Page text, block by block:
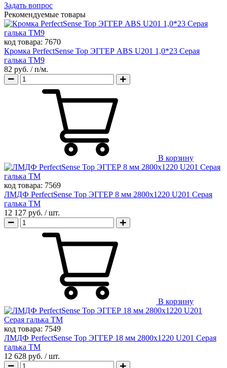
Задать вопрос
Рекомендуемые товары
код товара: 7670
Кромка PerfectSense Top ЭГГЕР ABS U201 1,0*23 Серая
галька TM9
82 руб. / п/м.
В корзину
код товара: 7569
ЛМДФ PerfectSense Top ЭГГЕР 8 мм 2800х1220 U201 Серая
галька TM
12 127 руб. / шт.
В корзину
код товара: 7549
ЛМДФ PerfectSense Top ЭГГЕР 18 мм 2800х1220 U201 Серая
галька TM
12 628 руб. / шт.